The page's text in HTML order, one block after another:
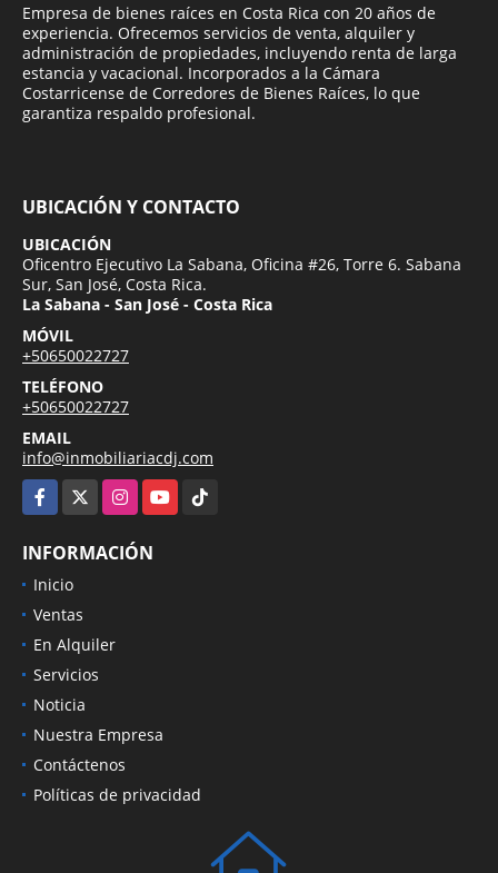
Empresa de bienes raíces en Costa Rica con 20 años de
experiencia. Ofrecemos servicios de venta, alquiler y
administración de propiedades, incluyendo renta de larga
estancia y vacacional. Incorporados a la Cámara
Costarricense de Corredores de Bienes Raíces, lo que
garantiza respaldo profesional.
UBICACIÓN Y CONTACTO
UBICACIÓN
Oficentro Ejecutivo La Sabana, Oficina #26, Torre 6. Sabana
Sur, San José, Costa Rica.
La Sabana - San José - Costa Rica
MÓVIL
+50650022727
TELÉFONO
+50650022727
EMAIL
info@inmobiliariacdj.com
Facebook
InstagramYouTubeTikTok
INFORMACIÓN
Inicio
Ventas
En Alquiler
Servicios
Noticia
Nuestra Empresa
Contáctenos
Políticas de privacidad